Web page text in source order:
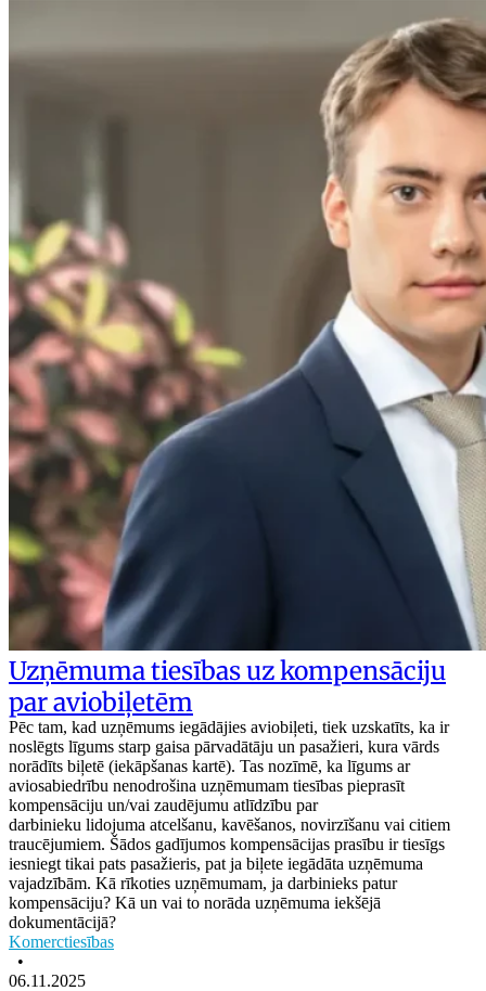
Uzņēmuma tiesības uz kompensāciju
par aviobiļetēm
Pēc tam, kad uzņēmums iegādājies aviobiļeti, tiek uzskatīts, ka ir
noslēgts līgums starp gaisa pārvadātāju un pasažieri, kura vārds
norādīts biļetē (iekāpšanas kartē). Tas nozīmē, ka līgums ar
aviosabiedrību nenodrošina uzņēmumam tiesības pieprasīt
kompensāciju un/vai zaudējumu atlīdzību par
darbinieku lidojuma atcelšanu, kavēšanos, novirzīšanu vai citiem
traucējumiem. Šādos gadījumos kompensācijas prasību ir tiesīgs
iesniegt tikai pats pasažieris, pat ja biļete iegādāta uzņēmuma
vajadzībām. Kā rīkoties uzņēmumam, ja darbinieks patur
kompensāciju? Kā un vai to norāda uzņēmuma iekšējā
dokumentācijā?
Komerctiesības
•
06.11.2025